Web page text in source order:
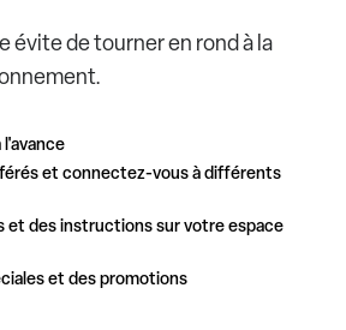
évite de tourner en rond à la
et connectez-vous à différents
et des instructions sur votre espace
et des promotions